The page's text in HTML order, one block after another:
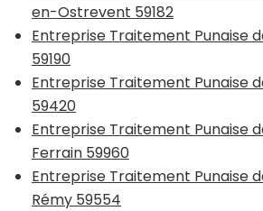
en-Ostrevent 59182
Entreprise Traitement Punaise
59190
Entreprise Traitement Punaise
59420
Entreprise Traitement Punaise
Ferrain 59960
Entreprise Traitement Punaise
Rémy 59554